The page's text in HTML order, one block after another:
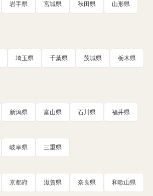
岩手県 宮城県 秋田県 山形県
埼玉県 千葉県 茨城県 栃木県
新潟県 富山県 石川県 福井県
岐阜県 三重県
京都府 滋賀県 奈良県 和歌山県